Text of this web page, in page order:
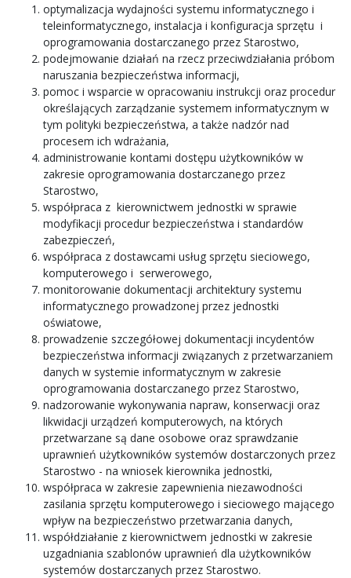
optymalizacja wydajności systemu informatycznego i
teleinformatycznego, instalacja i konfiguracja sprzętu i
oprogramowania dostarczanego przez Starostwo,
podejmowanie działań na rzecz przeciwdziałania próbom
naruszania bezpieczeństwa informacji,
pomoc i wsparcie w opracowaniu instrukcji oraz procedur
określających zarządzanie systemem informatycznym w
tym polityki bezpieczeństwa, a także nadzór nad
procesem ich wdrażania,
administrowanie kontami dostępu użytkowników w
zakresie oprogramowania dostarczanego przez
Starostwo,
współpraca z kierownictwem jednostki w sprawie
modyfikacji procedur bezpieczeństwa i standardów
zabezpieczeń,
współpraca z dostawcami usług sprzętu sieciowego,
komputerowego i serwerowego,
monitorowanie dokumentacji architektury systemu
informatycznego prowadzonej przez jednostki
oświatowe,
prowadzenie szczegółowej dokumentacji incydentów
bezpieczeństwa informacji związanych z przetwarzaniem
danych w systemie informatycznym w zakresie
oprogramowania dostarczanego przez Starostwo,
nadzorowanie wykonywania napraw, konserwacji oraz
likwidacji urządzeń komputerowych, na których
przetwarzane są dane osobowe oraz sprawdzanie
uprawnień użytkowników systemów dostarczonych przez
Starostwo - na wniosek kierownika jednostki,
współpraca w zakresie zapewnienia niezawodności
zasilania sprzętu komputerowego i sieciowego mającego
wpływ na bezpieczeństwo przetwarzania danych,
współdziałanie z kierownictwem jednostki w zakresie
uzgadniania szablonów uprawnień dla użytkowników
systemów dostarczanych przez Starostwo.